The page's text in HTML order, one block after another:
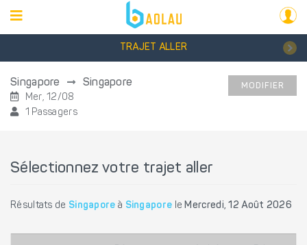
TRAJET ALLER
Singapore Singapore
Mer, 12/08
1 Passagers
MODIFIER
Sélectionnez votre trajet aller
Résultats de Singapore à Singapore leMercredi, 12 Août 2026